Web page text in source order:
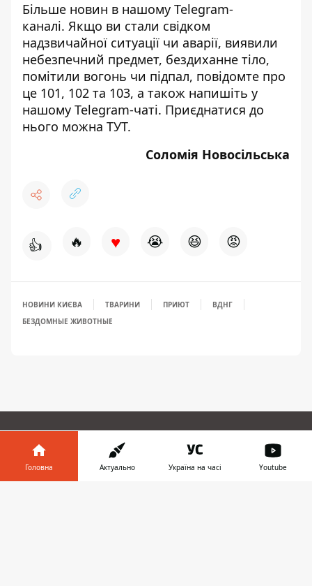
Більше новин в нашому Telegram-
каналі. Якщо ви стали свідком
надзвичайної ситуації чи аварії, виявили
небезпечний предмет, бездиханне тіло,
помітили вогонь чи підпал, повідомте про
це 101, 102 та 103, а також напишіть у
нашому Telegram-чаті. Приєднатися до
нього можна ТУТ.
Соломія Новосільська
👍 🔥 ♥ 😭 😆 😡
НОВИНИ КИЄВА ТВАРИНИ ПРИЮТ
ВДНГ
БЕЗДОМНЫЕ ЖИВОТНЫЕ
ЗАПРОПОНУВАТИ НОВИНУ
Головна Актуально Україна на часі Youtube